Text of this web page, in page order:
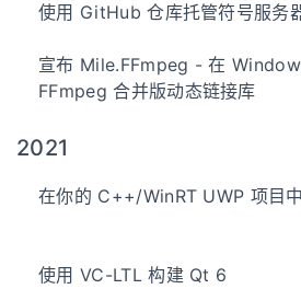
使用 GitHub 仓库托管符号服务
宣布 Mile.FFmpeg - 在
FFmpeg 合并版动态链接库
2021
在你的 C++/WinRT UWP 项目
使用 VC-LTL 构建 Qt 6